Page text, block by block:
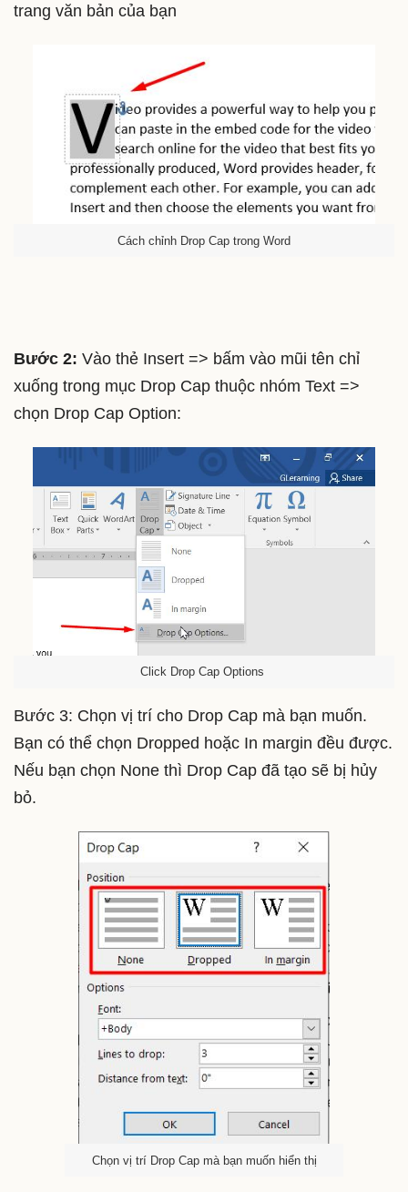
trang văn bản của bạn
Cách chỉnh Drop Cap trong Word
Bước 2: Vào thẻ Insert => bấm vào mũi tên chỉ
xuống trong mục Drop Cap thuộc nhóm Text =>
chọn Drop Cap Option:
Click Drop Cap Options
Bước 3: Chọn vị trí cho Drop Cap mà bạn muốn.
Bạn có thể chọn Dropped hoặc In margin đều được.
Nếu bạn chọn None thì Drop Cap đã tạo sẽ bị hủy
bỏ.
Chọn vị trí Drop Cap mà bạn muốn hiển thị